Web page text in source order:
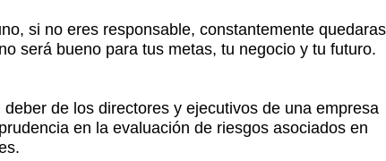
si no eres responsable, constantemente quedaras
será bueno para tus metas, tu negocio y tu futuro.
deber de los directores y ejecutivos de una empresa
en la evaluación de riesgos asociados en